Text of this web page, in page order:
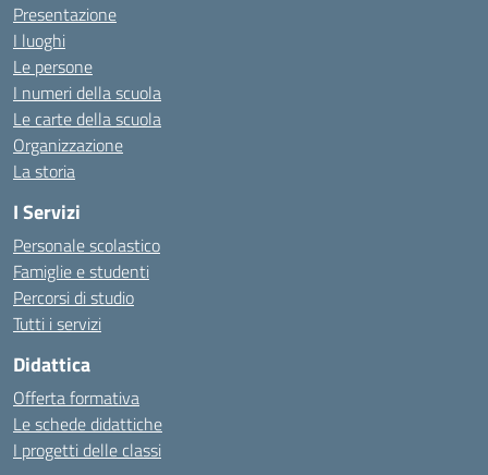
Presentazione
I luoghi
Le persone
I numeri della scuola
Le carte della scuola
Organizzazione
La storia
I Servizi
Personale scolastico
Famiglie e studenti
Percorsi di studio
Tutti i servizi
Didattica
Offerta formativa
Le schede didattiche
I progetti delle classi